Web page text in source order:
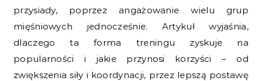
przysiady, poprzez angażowanie wielu grup
mięśniowych jednocześnie. Artykuł wyjaśnia,
dlaczego ta forma treningu zyskuje na
popularności i jakie przynosi korzyści – od
zwiększenia siły i koordynacji, przez lepszą postawę